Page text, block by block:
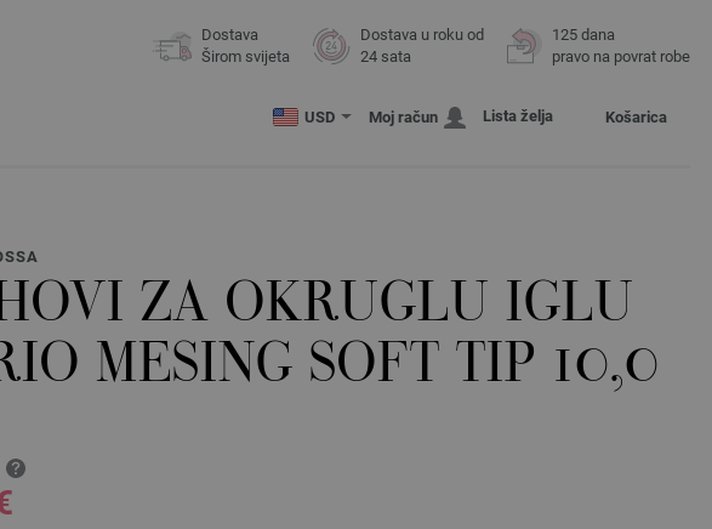
Dostava
Širom svijeta
Dostava u roku od
24 sata
125 dana
pravo na povrat robe
USD Moj račun Lista želja Košarica
ZA OKRUGLU IGLU
MESING SOFT TIP 10,0